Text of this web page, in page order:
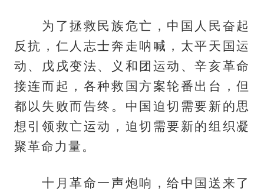
为了拯救民族危亡，中国人民奋起
反抗，仁人志士奔走呐喊，太平天国运
动、戊戌变法、义和团运动、辛亥革命
接连而起，各种救国方案轮番出台，但
都以失败而告终。中国迫切需要新的思
想引领救亡运动，迫切需要新的组织凝
聚革命力量。
十月革命一声炮响，给中国送来了